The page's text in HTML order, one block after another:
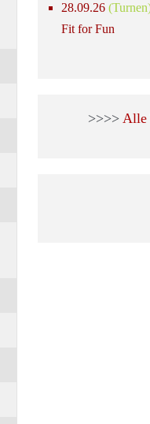
28.09.26
Fit for Fun
>>>> Alle